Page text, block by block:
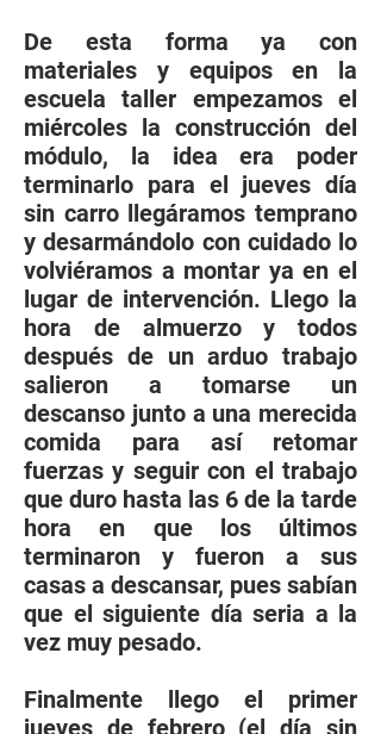
De esta forma ya con
materiales y equipos en la
escuela taller empezamos el
miércoles la construcción del
módulo, la idea era poder
terminarlo para el jueves día
sin carro llegáramos temprano
y desarmándolo con cuidado lo
volviéramos a montar ya en el
lugar de intervención. Llego la
hora de almuerzo y todos
después de un arduo trabajo
salieron a tomarse un
descanso junto a una merecida
comida para así retomar
fuerzas y seguir con el trabajo
que duro hasta las 6 de la tarde
hora en que los últimos
terminaron y fueron a sus
casas a descansar, pues sabían
que el siguiente día seria a la
vez muy pesado.
Finalmente llego el primer
jueves de febrero (el día sin